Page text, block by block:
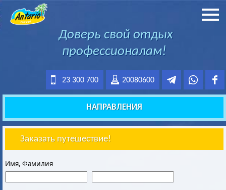
Доверь свой отдых
профессионалам!
20080600
23 300 700
НАПРАВЛЕНИЯ
Заказать путешествие!
Имя, Фамилия